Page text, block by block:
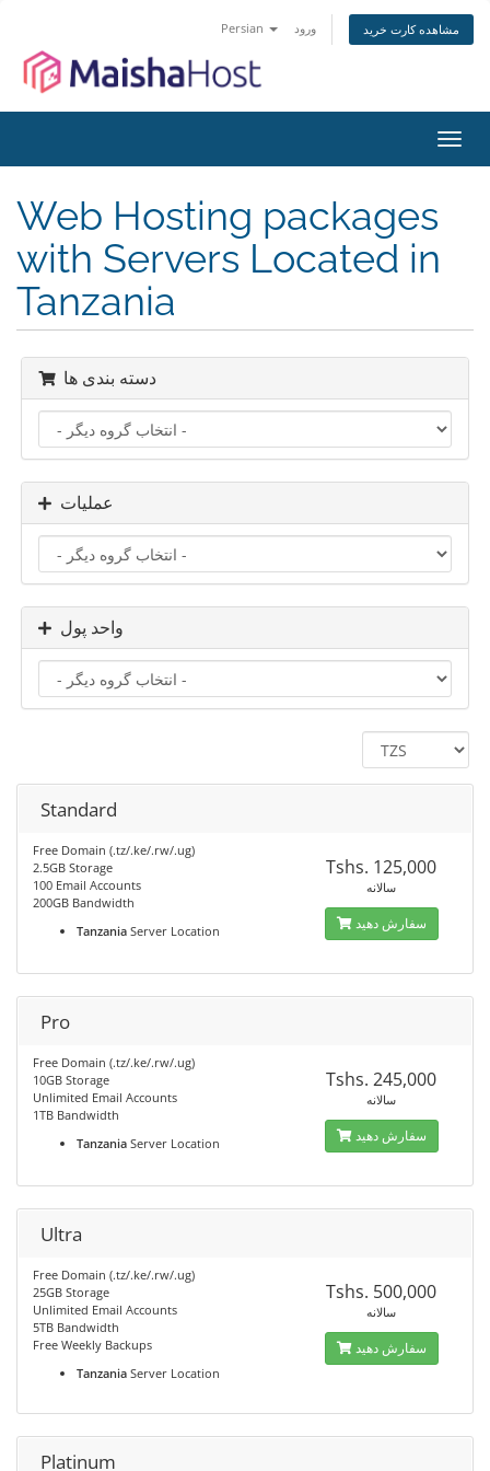
Persian ورود مشاهده کارت خرید
تغییر
Web Hosting packages
with Servers Located in
Tanzania
دسته بندی ها
عملیات
واحد پول
Standard
Free Domain (.tz/.ke/.rw/.ug)
2.5GB Storage
100 Email Accounts
200GB Bandwidth
Tanzania Server Location
Tshs. 125,000
سالانه
سفارش دهید
Pro
Free Domain (.tz/.ke/.rw/.ug)
10GB Storage
Unlimited Email Accounts
1TB Bandwidth
Tanzania Server Location
Tshs. 245,000
سالانه
سفارش دهید
Ultra
Free Domain (.tz/.ke/.rw/.ug)
25GB Storage
Unlimited Email Accounts
5TB Bandwidth
Free Weekly Backups
Tanzania Server Location
Tshs. 500,000
سالانه
سفارش دهید
Platinum